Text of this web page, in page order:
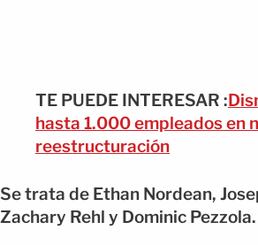
TE PUEDE INTERESAR :
hasta 1.000 empleados en
reestructuración
Se trata de Ethan Nordean,
Zachary Rehl y Dominic Pezzola.